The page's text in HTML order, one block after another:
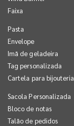
Faixa
Pasta
Envelope
Imã de geladeira
Tag personalizada
Cartela para bijouteria
Sacola Personalizada
Bloco de notas
Talão de pedidos